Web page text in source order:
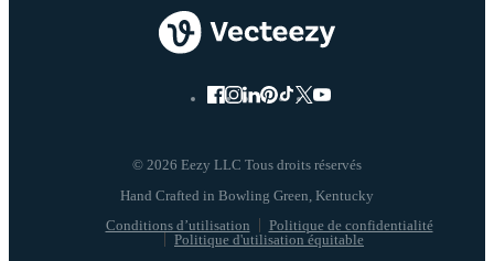
© 2026 Eezy LLC Tous droits réservés
Conditions d’utilisation
Politique de confidentialité
Politique d'utilisation équitable